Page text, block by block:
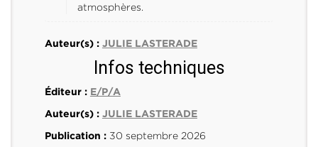
atmosphères.
Auteur(s) : JULIE LASTERADE
Infos techniques
Éditeur : E/P/A
Auteur(s) : JULIE LASTERADE
Publication :30 septembre 2026